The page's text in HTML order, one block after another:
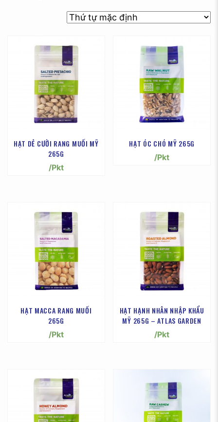
HẠT DẺ CƯỜI RANG MUỐI MỸ
265G
/Pkt
HẠT ÓC CHÓ MỸ 265G
/Pkt
HẠT MACCA RANG MUỐI
265G
/Pkt
HẠT HẠNH NHÂN NHẬP KHẨU
MỸ 265G – ATLAS GARDEN
/Pkt